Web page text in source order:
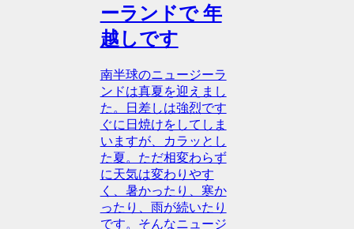
ーランドで 年
越しです
南半球のニュージーラ
ンドは真夏を迎えまし
た。日差しは強烈です
ぐに日焼けをしてしま
いますが、カラッとし
た夏。ただ相変わらず
に天気は変わりやす
く、暑かったり、寒か
ったり、雨が続いたり
です。そんなニュージ